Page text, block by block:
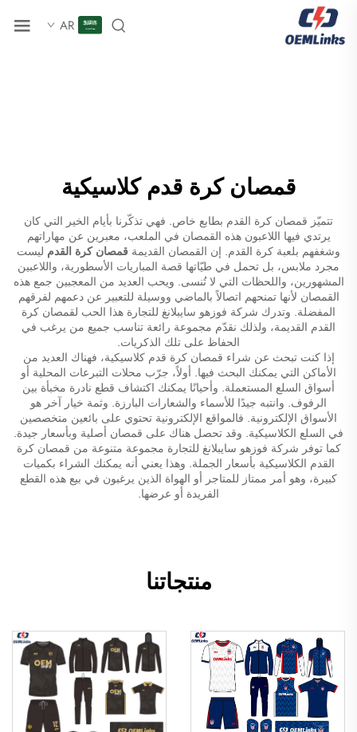
AR
قمصان كرة قدم كلاسيكية
تتميّز قمصان كرة القدم بطابع خاص. فهي تذكّرنا بأيام الخير التي كان
يرتدي فيها اللاعبون هذه القمصان في الملعب، معبرين عن مهاراتهم
وشغفهم بلعبة كرة القدم. إن القمصان القديمة قمصان كرة القدم ليست
مجرد ملابس، بل تحمل في طيّاتها قصة المباريات الأسطورية، واللاعبين
المشهورين، واللحظات التي لا تُنسى. ويحب العديد من المعجبين جمع هذه
القمصان لأنها تمنحهم اتصالاً بالماضي ووسيلة للتعبير عن دعمهم لفرقهم
المفضلة. وتدرك شركة فوزهو سايبلانغ للتجارة هذا الحب لقمصان كرة
القدم القديمة، ولذلك نقدّم مجموعة رائعة تناسب جميع من يرغب في
الحفاظ على تلك الذكريات.
إذا كنت تبحث عن شراء قمصان كرة قدم كلاسيكية، فهناك العديد من
الأماكن التي يمكنك البحث فيها. أولاً، جرّب محلات التبرعات المحلية أو
أسواق السلع المستعملة. وأحيانًا يمكنك اكتشاف قطع نادرة مخبأة بين
الرفوف. وانتبه جيدًا للأسماء والشعارات البارزة. وثمة خيار آخر هو
الأسواق الإلكترونية. فالمواقع الإلكترونية تحتوي على بائعين متخصصين
في السلع الكلاسيكية. وقد تحصل هناك على قمصان أصلية وبأسعار جيدة.
كما توفر شركة فوزهو سايبلانغ للتجارة مجموعة متنوعة من قمصان كرة
القدم الكلاسيكية بأسعار الجملة. وهذا يعني أنه يمكنك الشراء بكميات
كبيرة، وهو أمر ممتاز للمتاجر أو الهواة الذين يرغبون في بيع هذه القطع
الفريدة أو عرضها.
منتجاتنا